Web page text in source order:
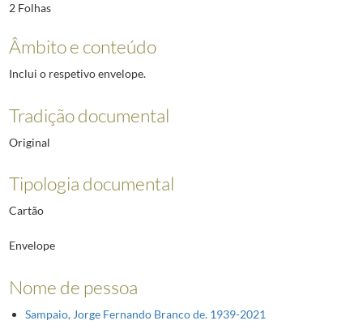
2 Folhas
Âmbito e conteúdo
Inclui o respetivo envelope.
Tradição documental
Original
Tipologia documental
Cartão
Envelope
Nome de pessoa
Sampaio, Jorge Fernando Branco de. 1939-2021